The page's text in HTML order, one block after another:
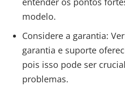
modelo.
Considere a garantia:
garantia e suporte
pois isso pode ser
problemas.